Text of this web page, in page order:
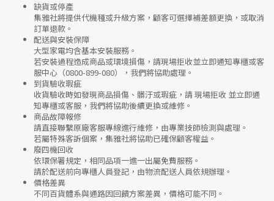
缺貨或停產
集雅社將提供代機種或升級方案 ，顧客可選擇補差額更換，或取消
訂單退款。
配送與安裝保障
大型家電均含基本安裝服務。
若安裝過程造成商品或環境損傷，請現場拒收並立即通知專櫃或客
服中心 （0800-899-080），我們將協助處理。
到貨驗收瑕疵
收貨驗收時如發現商品損傷、髒汙或瑕疵 ，請 現場拒收 並立即通
知專櫃或客服，我們將協助後續更換或維修。
商品故障報修
請直接聯繫原廠客服專線進行維修，由專業技師檢測與處理。
若屬特殊客訴個案，集雅社將協助已確保顧客權益。
廢四機回收
依環保署規定，相同品項一進一出屬免費服務。
請於配送前向專櫃人員登記，由物流配送人員依規辦理。
價格差異
不同百貨體系與通路因回饋方案差異，價格可能不同。